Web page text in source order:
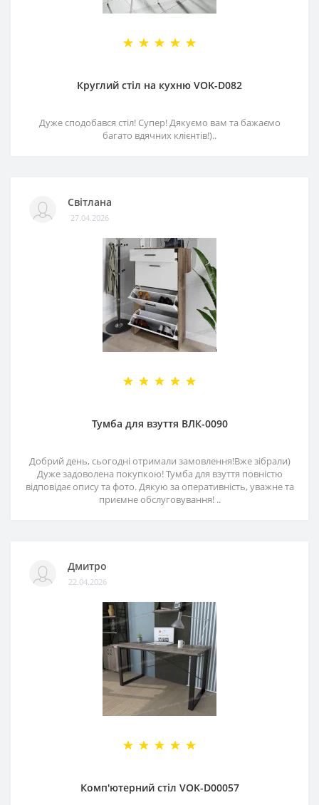
Круглий стіл на кухню VOK-D082
Дуже сподобався стіл! Супер! Дякуємо вам та бажаємо
багато вдячних клієнтів!)..
Світлана
27.04.2026
Тумба для взуття ВЛК-0090
Добрий день, сьогодні отримали замовлення!Вже зібрали)
Дуже задоволена покупкою! Тумба для взуття повністю
відповідає опису та фото. Дякую за оперативність, уважне та
приємне обслуговування! ..
Дмитро
22.04.2026
Комп'ютерний стіл VOK-D00057